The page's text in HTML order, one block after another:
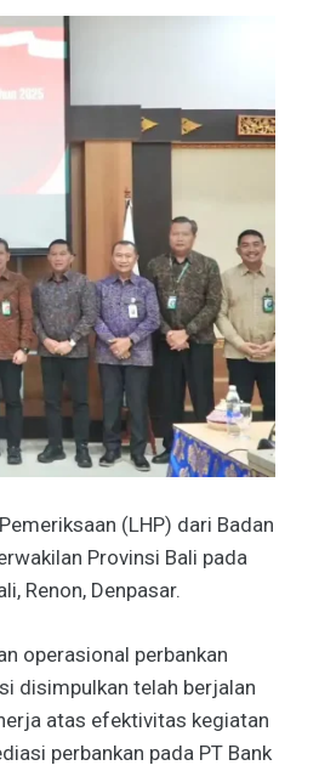
(LHP) dari Badan
Provinsi Bali pada
Renon, Denpasar.
operasional perbankan
disimpulkan telah berjalan
atas efektivitas kegiatan
perbankan pada PT Bank